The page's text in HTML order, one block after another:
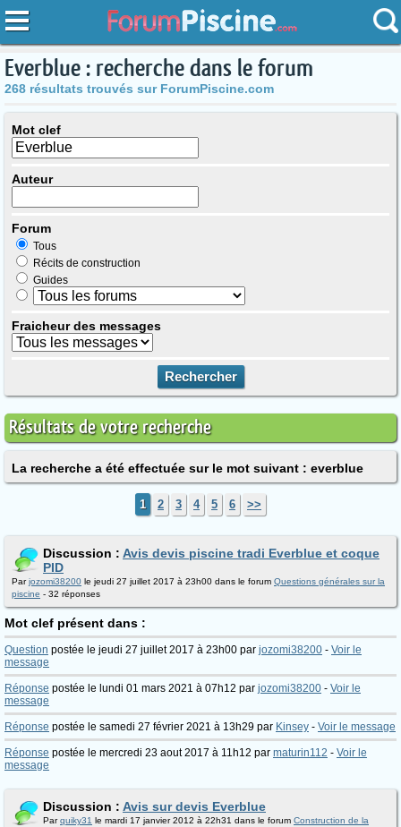
Everblue : recherche dans le forum
268 résultats trouvés sur ForumPiscine.com
Mot clef
Auteur
Forum
Tous
Récits de construction
Guides
Fraicheur des messages
Résultats de votre recherche
La recherche a été effectuée sur le mot suivant : everblue
1 2 3 4 5 6 >>
Discussion : Avis devis piscine tradi Everblue et coque
PID
Parjozomi38200 le jeudi 27 juillet 2017 à 23h00 dans le forum Questions générales sur la
piscine - 32 réponses
Mot clef présent dans :
Question postée le jeudi 27 juillet 2017 à 23h00 par jozomi38200 - Voir le
message
Réponse postée le lundi 01 mars 2021 à 07h12 par jozomi38200 - Voir le
message
Réponse postée le samedi 27 février 2021 à 13h29 par Kinsey - Voir le message
Réponse postée le mercredi 23 aout 2017 à 11h12 par maturin112 - Voir le
message
Discussion : Avis sur devis Everblue
Parquiky31 le mardi 17 janvier 2012 à 22h31 dans le forum Construction de la